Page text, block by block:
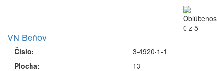
VN Beňov
Číslo:
Plocha:
3-4920-1-1
13